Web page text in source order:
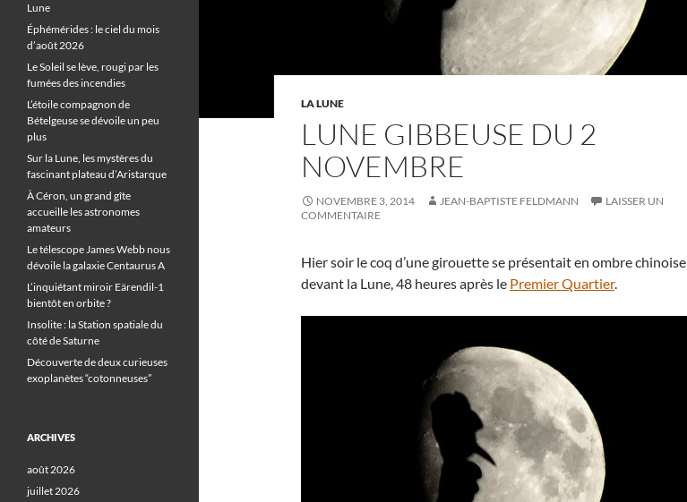
LA LUNE
LUNE GIBBEUSE DU 2
NOVEMBRE
NOVEMBRE 3, 2014 JEAN-BAPTISTE FELDMANN
LAISSER UN
COMMENTAIRE
Hier soir le coq d’une girouette se présentait en ombre chinoise
devant la Lune, 48 heures après le Premier Quartier.
Lune
Éphémérides : le ciel du mois
d’août 2026
Le Soleil se lève, rougi par les
fumées des incendies
L’étoile compagnon de
Bételgeuse se dévoile un peu
plus
Sur la Lune, les mystères du
fascinant plateau d’Aristarque
À Céron, un grand gîte
accueille les astronomes
amateurs
Le télescope James Webb nous
dévoile la galaxie Centaurus A
L’inquiétant miroir Eärendil-1
bientôt en orbite ?
Insolite : la Station spatiale du
côté de Saturne
Découverte de deux curieuses
exoplanètes “cotonneuses”
ARCHIVES
août 2026
juillet 2026